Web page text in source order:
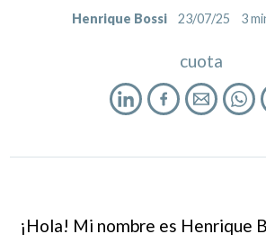
Henrique Bossi 23/07/25 3
cuota
¡Hola! Mi nombre es Henrique